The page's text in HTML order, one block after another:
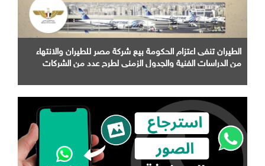
الطيران تنفى اعتزام الحكومة بيع شركة مصر للطيران والانتهاء
من الدراسات الفنية والجدول الزمني لطرح عدد من الشركات